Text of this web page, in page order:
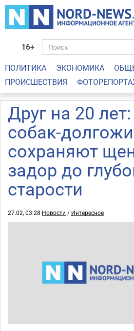
16+
ПОЛИТИКА ЭКОНОМИКА
ПРОИСШЕСТВИЯ
Друг на 20
собак-
сохраняют
задор до
старости
27.02, 03:28 Новости / Интересное